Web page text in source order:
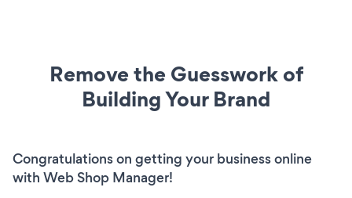
Remove the Guesswork of
Building Your Brand
Congratulations on getting your business online
with Web Shop Manager!